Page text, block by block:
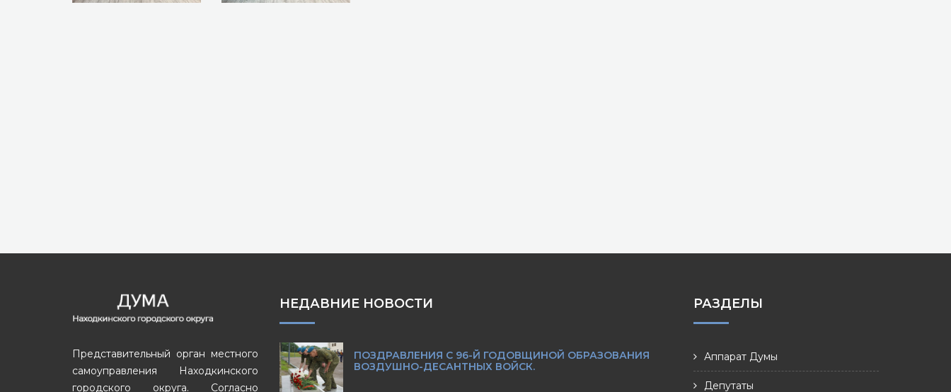
Представительный орган местного
самоуправления Находкинского
городского округа. Согласно
НЕДАВНИЕ НОВОСТИ
ПОЗДРАВЛЕНИЯ С 96-Й ГОДОВЩИНОЙ ОБРАЗОВАНИЯ
ВОЗДУШНО-ДЕСАНТНЫХ ВОЙСК.
РАЗДЕЛЫ
Аппарат Думы
Депутаты